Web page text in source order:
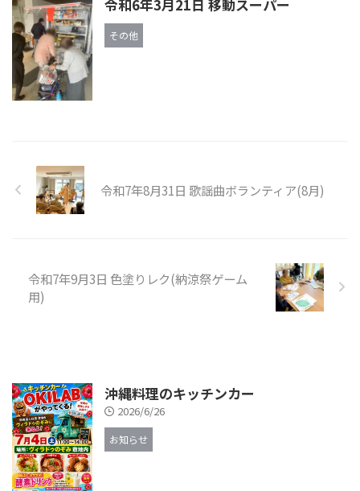
令和6年3月21日 移動スーパー
その他
令和7年8月31日 歌謡曲ボランティア(8月)
令和7年9月3日 色塗りレク(納涼祭ゲーム
用)
沖縄料理のキッチンカー
2026/6/26
お知らせ